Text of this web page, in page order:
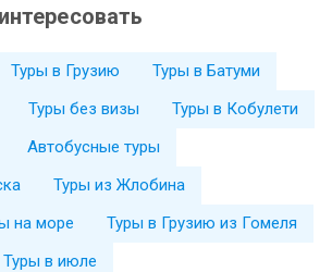
Туры в Грузию
Туры в Батуми
Туры без визы
Туры в Кобулети
Автобусные туры
Туры из Жлобина
на море
Туры в Грузию из Гомеля
Туры в июле